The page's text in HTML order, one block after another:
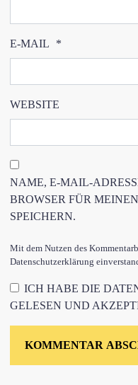
E-MAIL *
WEBSITE
NAME, E-MAIL-
BROWSER FÜR
SPEICHERN.
Mit dem Nutzen des
Datenschutzerklärung
ICH HABE DIE
GELESEN UND